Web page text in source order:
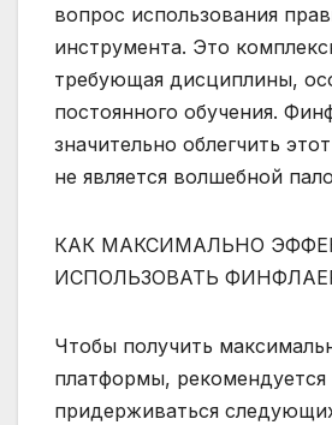
вопрос использования
инструмента. Это
требующая дисциплины,
постоянного обучения.
значительно облегчить
не является волшебной
КАК МАКСИМАЛЬНО
ИСПОЛЬЗОВАТЬ
Чтобы получить
платформы, рекомендуется
придерживаться